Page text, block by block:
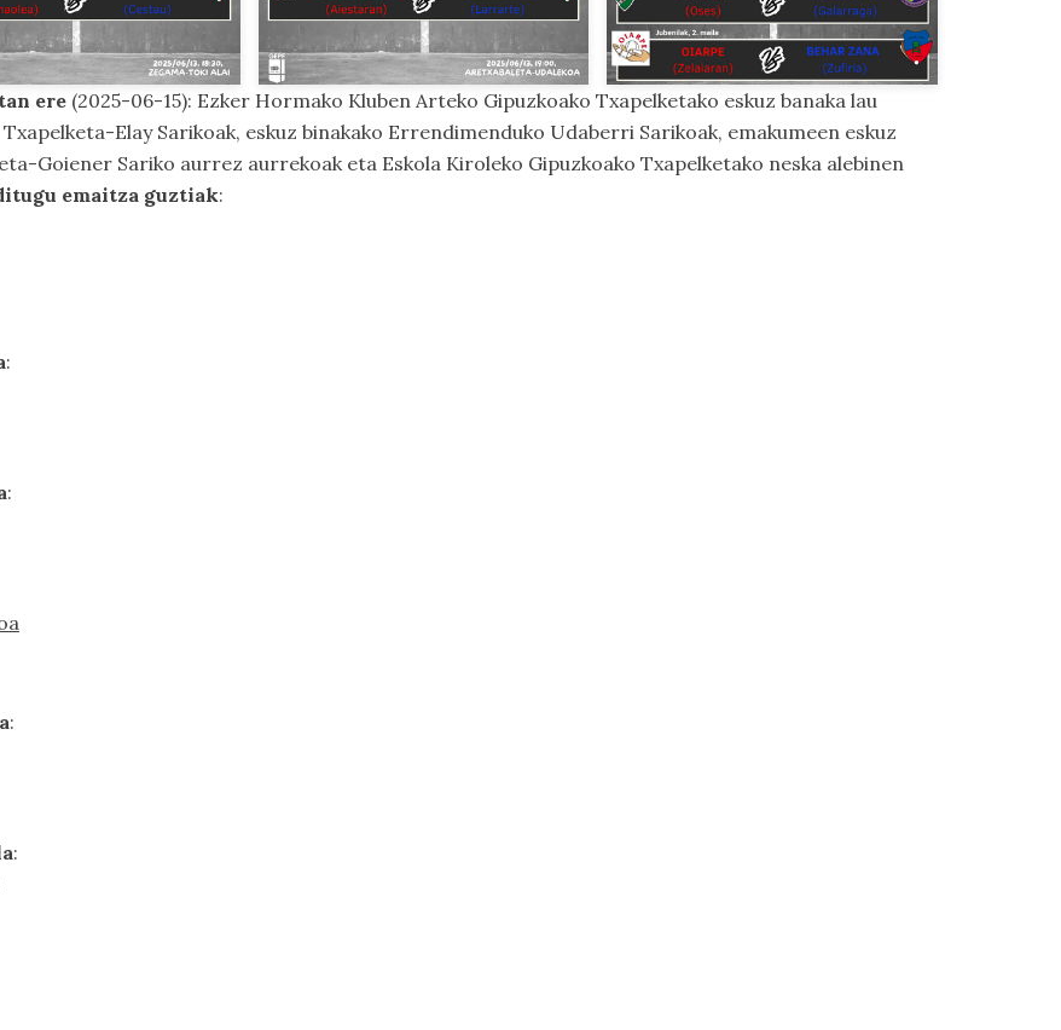
ere (2025-06-15): Ezker Hormako Kluben Arteko Gipuzkoako Txapelketako eskuz banaka lau
Elay Sarikoak, eskuz binakako Errendimenduko Udaberri Sarikoak, emakumeen eskuz
Goiener Sariko aurrez aurrekoak eta Eskola Kiroleko Gipuzkoako Txapelketako neska alebinen
emaitza guztiak:
:
:
:
: